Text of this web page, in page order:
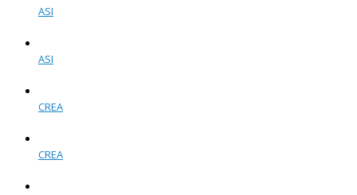
ASI
ASI
CREA
CREA